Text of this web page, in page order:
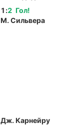
Гол!
1 :2
М. Сильвера
Дж. Карнейру